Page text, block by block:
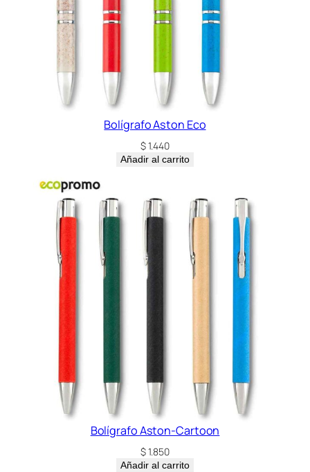
Bolígrafo Aston Eco
$1.440
Añadir al carrito
Bolígrafo Aston-Cartoon
$1.850
Añadir al carrito